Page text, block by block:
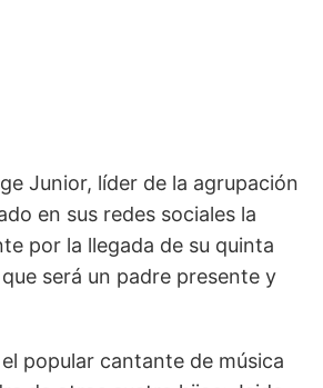
Junior, líder de la agrupación
en sus redes sociales la
por la llegada de su quinta
será un padre presente y
popular cantante de música